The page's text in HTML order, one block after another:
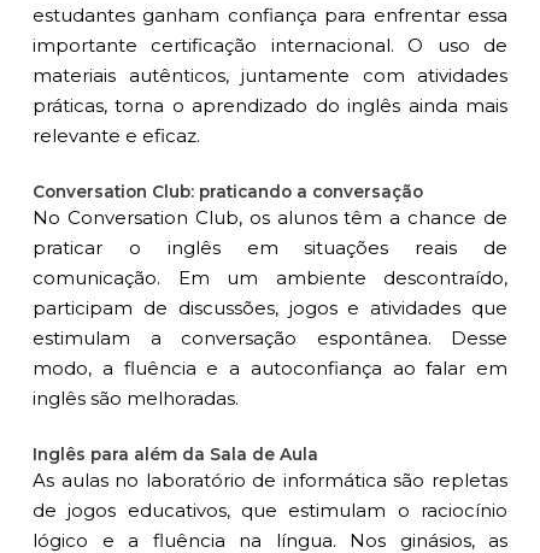
estudantes ganham confiança para enfrentar essa
importante certificação internacional. O uso de
materiais autênticos, juntamente com atividades
práticas, torna o aprendizado do inglês ainda mais
relevante e eficaz.
Conversation Club: praticando a conversação
No Conversation Club, os alunos têm a chance de
praticar o inglês em situações reais de
comunicação. Em um ambiente descontraído,
participam de discussões, jogos e atividades que
estimulam a conversação espontânea. Desse
modo, a fluência e a autoconfiança ao falar em
inglês são melhoradas.
Inglês para além da Sala de Aula
As aulas no laboratório de informática são repletas
de jogos educativos, que estimulam o raciocínio
lógico e a fluência na língua. Nos ginásios, as